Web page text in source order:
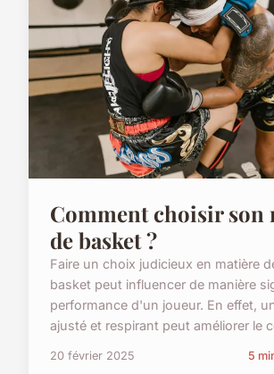
Comment choisir son
de basket ?
Faire un choix judicieux en matière
basket peut influencer de manière
performance d'un joueur. En effet,
ajusté et respirant peut améliorer le
20 février 2025 5